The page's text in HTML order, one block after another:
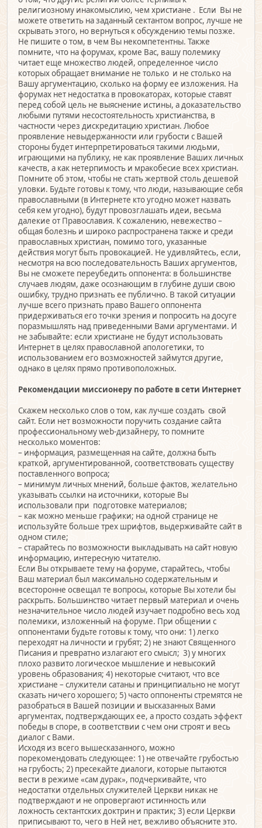
религиозному инакомыслию, чем христиане . Если Вы не
можете ответить на заданный сектантом вопрос, лучше не
скрывать этого, но вернуться к обсуждению темы позже.
Не пишите о том, в чем Вы некомпетентны. Также
помните, что на форумах, кроме Вас, вашу полемику
читает еще множество людей, определенное число
которых обращает внимание не только и не столько на
Вашу аргументацию, сколько на форму ее изложения. На
форумах нет недостатка в провокаторах, которые ставят
перед собой цель не выяснение истины, а доказательство
любыми путями несостоятельность христианства, в
частности через дискредитацию христиан. Любое
проявление невыдержанности или грубости с Вашей
стороны будет интерпретироваться такими людьми,
играющими на публику, не как проявление Ваших личных
качеств, а как нетерпимость и мракобесие всех христиан.
Помните об этом, чтобы не стать жертвой столь дешевой
уловки. Будьте готовы к тому, что люди, называющие себя
православными (в Интернете кто угодно может назвать
себя кем угодно), будут провозглашать идеи, весьма
далекие от Православия. К сожалению, невежество –
общая болезнь и широко распространена также и среди
православных христиан, помимо того, указанные
действия могут быть провокацией. Не удивляйтесь, если,
несмотря на всю последовательность Ваших аргументов,
Вы не сможете переубедить оппонента: в большинстве
случаев людям, даже осознающим в глубине души свою
ошибку, трудно признать ее публично. В такой ситуации
лучше всего признать право Вашего оппонента
придерживаться его точки зрения и попросить на досуге
поразмышлять над приведенными Вами аргументами. И
не забывайте: если христиане не будут использовать
Интернет в целях православной апологетики, то
использованием его возможностей займутся другие,
однако в целях прямо противоположных.
Рекомендации миссионеру по работе в сети Интернет
Скажем несколько слов о том, как лучше создать свой
сайт. Если нет возможности поручить создание сайта
профессиональному web-дизайнеру, то помните
несколько моментов:
– информация, размещенная на сайте, должна быть
краткой, аргументированной, соответствовать существу
поставленного вопроса;
– минимум личных мнений, больше фактов, желательно
указывать ссылки на источники, которые Вы
использовали при подготовке материалов;
– как можно меньше графики; на одной странице не
используйте больше трех шрифтов, выдерживайте сайт в
одном стиле;
– старайтесь по возможности выкладывать на сайт новую
информацию, интересную читателю.
Если Вы открываете тему на форуме, старайтесь, чтобы
Ваш материал был максимально содержательным и
всесторонне освещал те вопросы, которые Вы хотели бы
раскрыть. Большинство читает первый материал и очень
незначительное число людей изучает подробно весь ход
полемики, изложенный на форуме. При общении с
оппонентами будьте готовы к тому, что они: 1) легко
переходят на личности и грубят; 2) не знают Священного
Писания и превратно излагают его смысл; 3) у многих
плохо развито логическое мышление и невысокий
уровень образования; 4) некоторые считают, что все
христиане – служители сатаны и принципиально не могут
сказать ничего хорошего; 5) часто оппоненты стремятся не
разобраться в Вашей позиции и высказанных Вами
аргументах, подтверждающих ее, а просто создать эффект
победы в споре, в соответствии с чем они строят и весь
диалог с Вами.
Исходя из всего вышесказанного, можно
порекомендовать следующее: 1) не отвечайте грубостью
на грубость; 2) пресекайте диалоги, которые пытаются
вести в режиме «сам дурак», подчеркивайте, что
недостатки отдельных служителей Церкви никак не
подтверждают и не опровергают истинность или
ложность сектантских доктрин и практик; 3) если Церкви
приписывают то, чего в Ней нет, вежливо объясните это.